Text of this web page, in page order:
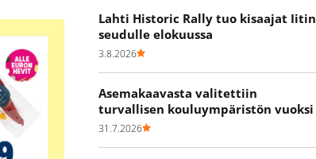
Lahti Historic Rally tuo kisaajat Iitin
seudulle elokuussa
3.8.2026
Asemakaavasta valitettiin
turvallisen kouluympäristön vuoksi
31.7.2026